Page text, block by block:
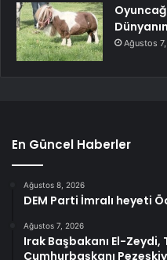
Ağustos
En Güncel Haberler
Ağustos 8, 2026
DEM Parti İmralı heyeti
Ağustos 7, 2026
Irak Başbakanı El-Zeydi,
Cumhurbaşkanı